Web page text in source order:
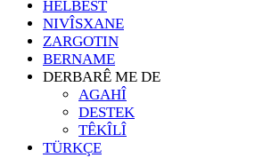
HELBEST
NIVÎSXANE
ZARGOTIN
BERNAME
DERBARÊ ME DE
AGAHÎ
DESTEK
TÊKÎLÎ
TÜRKÇE